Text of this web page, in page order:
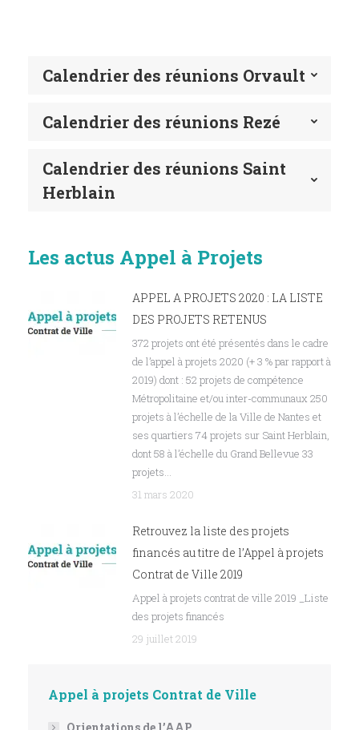
Calendrier des réunions Orvault
Calendrier des réunions Rezé
Calendrier des réunions Saint
Herblain
Les actus Appel à Projets
APPEL A PROJETS 2020 : LA LISTE
DES PROJETS RETENUS
372 projets ont été présentés dans le cadre
de l’appel à projets 2020 (+ 3 % par rapport à
2019) dont : 52 projets de compétence
Métropolitaine et/ou inter-communaux 250
projets à l’échelle de la Ville de Nantes et
ses quartiers 74 projets sur Saint Herblain,
dont 58 à l’échelle du Grand Bellevue 33
projets…
31 mars 2020
Retrouvez la liste des projets
financés au titre de l’Appel à projets
Contrat de Ville 2019
Appel à projets contrat de ville 2019 _Liste
des projets financés
29 juillet 2019
Appel à projets Contrat de Ville